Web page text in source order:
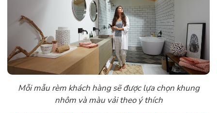
Mỗi mẫu rèm khách hàng sẽ được lựa chọn khung
nhôm và màu vải theo ý thích